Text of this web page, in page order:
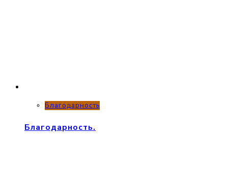
Благодарность
Благодарность.